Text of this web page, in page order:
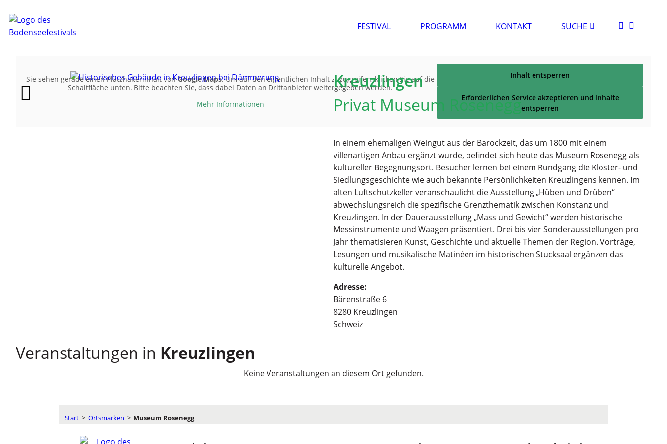
FESTIVAL PROGRAMM KONTAKT SUCHE
Sie sehen gerade einen Platzhalterinhalt vonGoogle Maps. Um auf den eigentlichen Inhalt zuzugreifen, klicken Sie auf die
Schaltfläche unten. Bitte beachten Sie, dass dabei Daten an Drittanbieter weitergegeben werden.
Mehr Informationen
Inhalt entsperren
Erforderlichen Service akzeptieren und Inhalte
entsperren
Kreuzlingen
Privat Museum Rosenegg
In einem ehemaligen Weingut aus der Barockzeit, das um 1800 mit einem
villenartigen Anbau ergänzt wurde, befindet sich heute das Museum Rosenegg als
kultureller Begegnungsort. Besucher lernen bei einem Rundgang die Kloster- und
Siedlungsgeschichte wie auch bekannte Persönlichkeiten Kreuzlingens kennen. Im
alten Luftschutzkeller veranschaulicht die Ausstellung „Hüben und Drüben“
abwechslungsreich die spezifische Grenzthematik zwischen Konstanz und
Kreuzlingen. In der Dauerausstellung „Mass und Gewicht“ werden historische
Messinstrumente und Waagen präsentiert. Drei bis vier Sonderausstellungen pro
Jahr thematisieren Kunst, Geschichte und aktuelle Themen der Region. Vorträge,
Lesungen und musikalische Matinéen im historischen Stucksaal ergänzen das
kulturelle Angebot.
Adresse:
Bärenstraße 6
8280 Kreuzlingen
Schweiz
Veranstaltungen in Kreuzlingen
Keine Veranstaltungen an diesem Ort gefunden.
Start > Ortsmarken > Museum Rosenegg